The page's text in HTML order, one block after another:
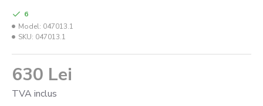
630 Lei
TVA inclus
6
Model: 047013.1
SKU: 047013.1